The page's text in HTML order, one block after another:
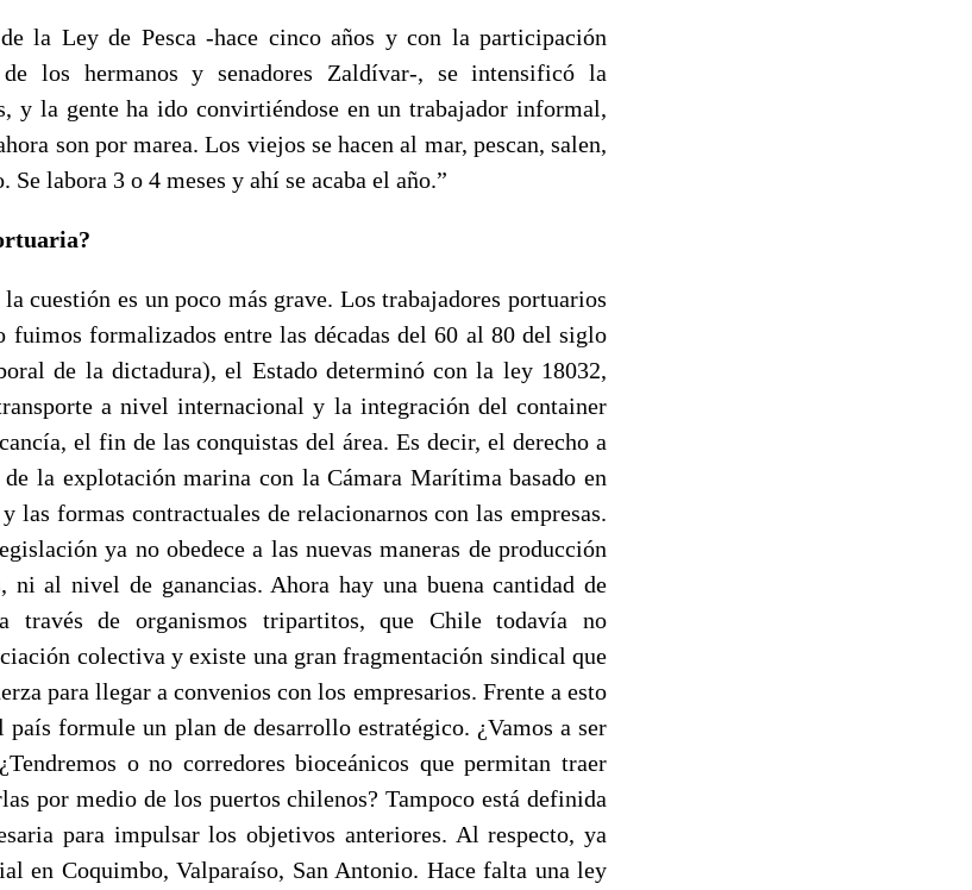
la Ley de Pesca -hace cinco años y con la participación
los hermanos y senadores Zaldívar-, se intensificó la
y la gente ha ido convirtiéndose en un trabajador informal,
son por marea. Los viejos se hacen al mar, pescan, salen,
Se labora 3 o 4 meses y ahí se acaba el año.”
cuestión es un poco más grave. Los trabajadores portuarios
fuimos formalizados entre las décadas del 60 al 80 del siglo
de la dictadura), el Estado determinó con la ley 18032,
a nivel internacional y la integración del container
el fin de las conquistas del área. Es decir, el derecho a
la explotación marina con la Cámara Marítima basado en
las formas contractuales de relacionarnos con las empresas.
ya no obedece a las nuevas maneras de producción
ni al nivel de ganancias. Ahora hay una buena cantidad de
través de organismos tripartitos, que Chile todavía no
colectiva y existe una gran fragmentación sindical que
para llegar a convenios con los empresarios. Frente a esto
país formule un plan de desarrollo estratégico. ¿Vamos a ser
o no corredores bioceánicos que permitan traer
por medio de los puertos chilenos? Tampoco está definida
para impulsar los objetivos anteriores. Al respecto, ya
en Coquimbo, Valparaíso, San Antonio. Hace falta una ley